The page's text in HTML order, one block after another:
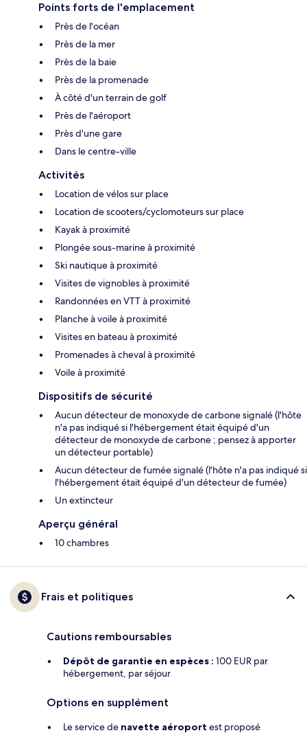
Points forts de l'emplacement
Près de l'océan
Près de la mer
Près de la baie
Près de la promenade
À côté d'un terrain de golf
Près de l'aéroport
Près d'une gare
Dans le centre-ville
Activités
Location de vélos sur place
Location de scooters/cyclomoteurs sur place
Kayak à proximité
Plongée sous-marine à proximité
Ski nautique à proximité
Visites de vignobles à proximité
Randonnées en VTT à proximité
Planche à voile à proximité
Visites en bateau à proximité
Promenades à cheval à proximité
Voile à proximité
Dispositifs de sécurité
Aucun détecteur de monoxyde de carbone signalé (l'hôte
n'a pas indiqué si l'hébergement était équipé d'un
détecteur de monoxyde de carbone ; pensez à apporter
un détecteur portable)
Aucun détecteur de fumée signalé (l'hôte n'a pas indiqué si
l'hébergement était équipé d'un détecteur de fumée)
Un extincteur
Aperçu général
10 chambres
Frais et politiques
Cautions remboursables
Dépôt de garantie en espèces : 100 EUR par
hébergement, par séjour
Options en supplément
Le service de navette aéroport est proposé